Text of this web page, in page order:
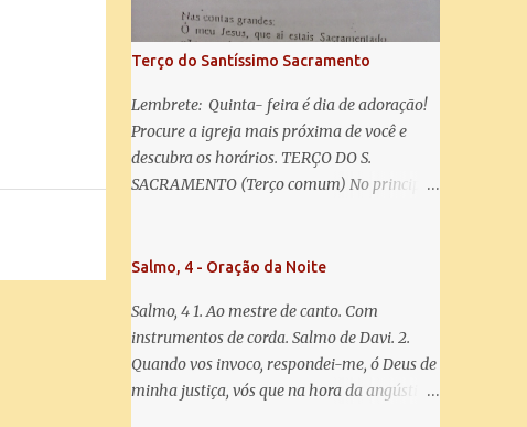
Advogada nossa, estes vossos olhos
misericordiosos a nós volvei, e depois deste
desterro, mostrai-nos Jesus. Bendito é o
fruto do vosso ventre, ó clemente, ó piedosa,
ó doce e sempre Virgem Maria. Rogai por
nós Santa Mãe de Deus. Para que sejamos
dignos das promessas de Cristo. Amém.
Terço do Santíssimo Sacramento
Lembrete: Quinta- feira é dia de adoração!
Procure a igreja mais próxima de você e
descubra os horários. TERÇO DO S.
SACRAMENTO (Terço comum) No principio:
Sacramentado, não permitais que eu viva
coração ao Vosso e o Vosso ao meu, e, nem
sem Vós morra eu! Nas contas pequenas:
Sacramento de Amor! Misericórdia Senhor!
Glória ao Pai: Cristo pão da vida e remédio
Salmo, 4 - Oração da Noite
Salmo, 4 1. Ao mestre de canto. Com
instrumentos de corda. Salmo de Davi. 2.
Quando vos invoco, respondei-me, ó Deus de
minha justiça, vós que na hora da angústia